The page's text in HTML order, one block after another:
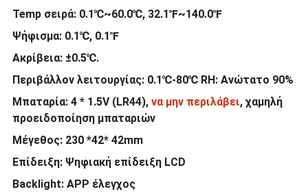
Temp σειρά: 0.1℃~60.0℃, 32.1℉~140.0℉
Ψήφισμα: 0.1℃, 0.1℉
Ακρίβεια: ±0.5℃.
Περιβάλλον λειτουργίας: 0.1℃-80℃ RH: Ανώτατο 90%
Μπαταρία: 4 * 1.5V (LR44), να μην περιλάβει, χαμηλή
προειδοποίηση μπαταριών
Μέγεθος: 230 *42* 42mm
Επίδειξη: Ψηφιακή επίδειξη LCD
Backlight: APP έλεγχος